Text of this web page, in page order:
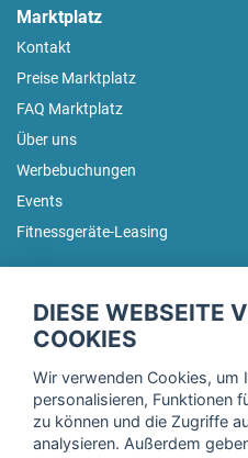
Marktplatz
Kontakt
Preise Marktplatz
FAQ Marktplatz
Über uns
Werbebuchungen
Events
Fitnessgeräte-Leasing
Trage dich hier für unseren
DIESE WEBSEITE
COOKIES
Wir verwenden Cookies, um
personalisieren, Funktionen
zu können und die Zugriffe
analysieren. Außerdem